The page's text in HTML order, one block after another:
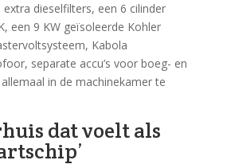
dieselfilters, een 6 cilinder
een 9 KW geïsoleerde Kohler
Kabola
separate accu’s voor boeg- en
in de machinekamer te
dat voelt als